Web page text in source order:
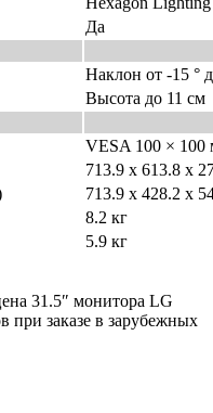
Да
Наклон от -15 °
Высота до 11 см
VESA 100 × 100
713.9 x 613.8 x
713.9 x 428.2 x
8.2 кг
5.9 кг
31.5″ монитора LG
при заказе в зарубежных